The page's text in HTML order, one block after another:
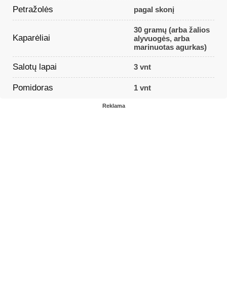
Petražolės pagal skonį
Kaparėliai
30 gramų (arba žalios
alyvuogės, arba
marinuotas agurkas)
Salotų lapai 3 vnt
Pomidoras 1 vnt
Reklama